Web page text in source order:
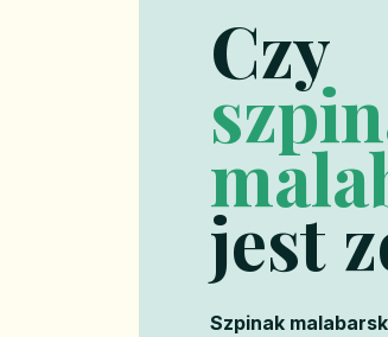
Czy
jest
Szpinak